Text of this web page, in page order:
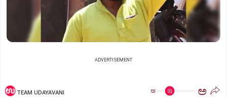
ADVERTISEMENT
TEAM UDAYAVANI ಅ ಅ